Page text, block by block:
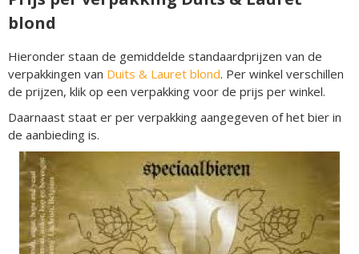
blond
Hieronder staan de gemiddelde standaardprijzen van de
verpakkingen van Duits & Lauret blond. Per winkel verschillen
de prijzen, klik op een verpakking voor de prijs per winkel.
Daarnaast staat er per verpakking aangegeven of het bier in
de aanbieding is.